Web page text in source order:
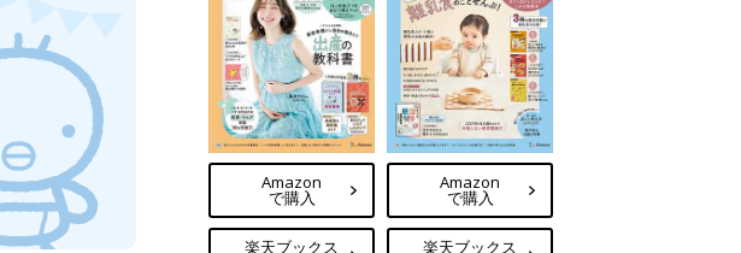
Amazon
で購入
楽天ブックス
Amazon
で購入
楽天ブックス